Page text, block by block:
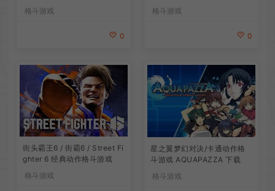
格斗游戏
0
格斗游戏
0
街头霸王6 / 街霸6 / Street Fi
ghter 6 经典动作格斗游戏
格斗游戏
星之翼梦幻对决/卡通动作格
斗游戏 AQUAPAZZA 下载
格斗游戏